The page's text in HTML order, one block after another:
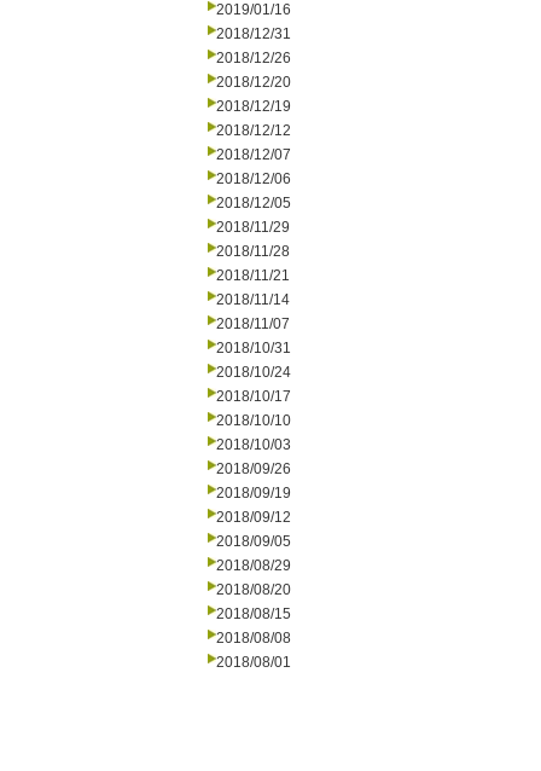
2019/01/16
2018/12/31
2018/12/26
2018/12/20
2018/12/19
2018/12/12
2018/12/07
2018/12/06
2018/12/05
2018/11/29
2018/11/28
2018/11/21
2018/11/14
2018/11/07
2018/10/31
2018/10/24
2018/10/17
2018/10/10
2018/10/03
2018/09/26
2018/09/19
2018/09/12
2018/09/05
2018/08/29
2018/08/20
2018/08/15
2018/08/08
2018/08/01